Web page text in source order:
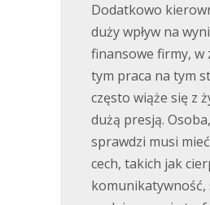
Dodatkowo
duży wpływ na
finansowe firmy, w
tym praca na tym
często wiąże się z
dużą presją.
sprawdzi musi
cech, takich jak
komunikatywność,